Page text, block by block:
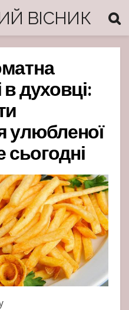
ВІСНИК
духовці:
улюбленої
сьогодні